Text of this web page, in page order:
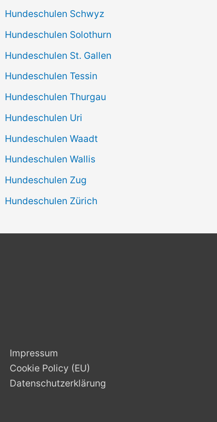
Hundeschulen Schwyz
Hundeschulen Solothurn
Hundeschulen St. Gallen
Hundeschulen Tessin
Hundeschulen Thurgau
Hundeschulen Uri
Hundeschulen Waadt
Hundeschulen Wallis
Hundeschulen Zug
Hundeschulen Zürich
Impressum
Cookie Policy (EU)
Datenschutzerklärung